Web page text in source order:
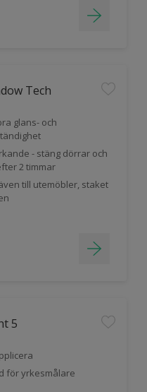
Tech
glans- och
- stäng dörrar och
2 timmar
till utemöbler, staket
5
för yrkesmålare